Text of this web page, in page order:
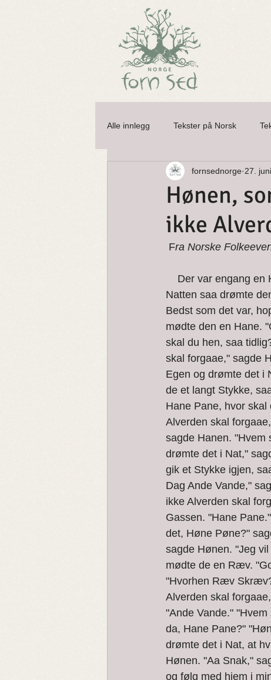
Alle innlegg Tekster på Norsk
Alver og Huldefolk Åsgardsreia
Nisser og Tusser Nøkken
Hønen,
ikke
fornsednorge 27.
Fra Norske
Natten saa drømte
Bedst som det var,
mødte den en Hane.
skal du hen, saa
skal forgaae," sagde
Egen og drømte det i
de et langt Stykke,
Hane Pane, hvor
Alverden skal
sagde Hanen. "Hvem
drømte det i Nat,"
gik et Stykke igjen,
Dag Ande Vande,"
ikke Alverden skal
Gassen. "Hane
det, Høne Pøne?"
sagde Hønen. "Jeg
mødte de en Ræv.
"Hvorhen Ræv
Alverden skal
"Ande Vande."
da, Hane Pane?"
drømte det i Nat, at
Hønen. "Aa Snak,"
og følg med hjem i